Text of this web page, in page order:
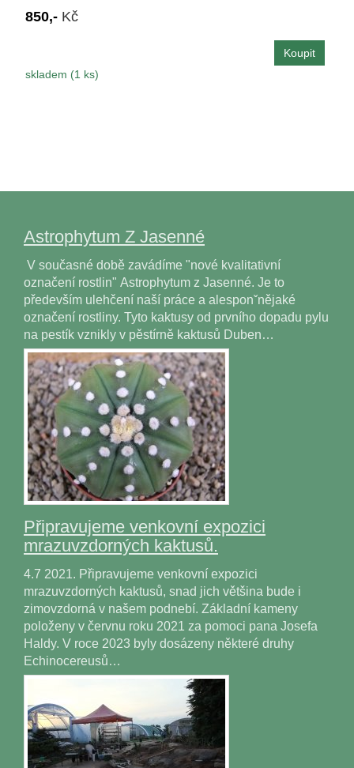
850,- Kč
skladem (1 ks)
Astrophytum Z Jasenné
V současné době zavádíme "nové kvalitativní
označení rostlin" Astrophytum z Jasenné. Je to
především ulehčení naší práce a alesponˇnějaké
označení rostliny. Tyto kaktusy od prvního dopadu pylu
na pestík vznikly v pěstírně kaktusů Duben…
Připravujeme venkovní expozici
mrazuvzdorných kaktusů.
4.7 2021. Připravujeme venkovní expozici
mrazuvzdorných kaktusů, snad jich většina bude i
zimovzdorná v našem podnebí. Základní kameny
položeny v červnu roku 2021 za pomoci pana Josefa
Haldy. V roce 2023 byly dosázeny některé druhy
Echinocereusů…